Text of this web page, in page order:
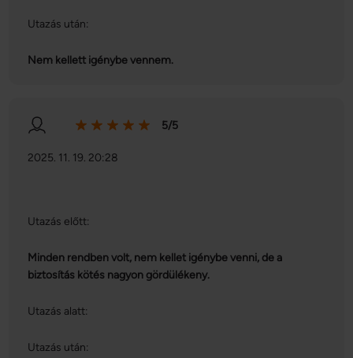
Utazás után:
Nem kellett igénybe vennem.
5/5
2025. 11. 19. 20:28
Utazás előtt:
Minden rendben volt, nem kellet igénybe venni, de a
biztosítás kötés nagyon gördülékeny.
Utazás alatt:
Utazás után: